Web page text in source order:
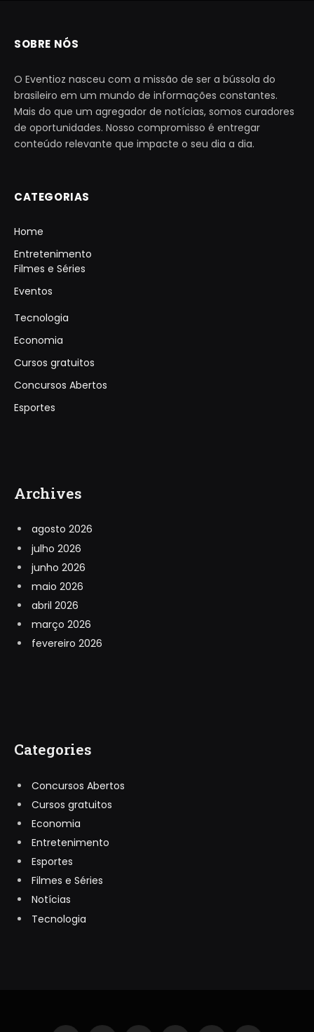
SOBRE NÓS
O Eventioz nasceu com a missão de ser a bússola do
brasileiro em um mundo de informações constantes.
Mais do que um agregador de notícias, somos curadores
de oportunidades. Nosso compromisso é entregar
conteúdo relevante que impacte o seu dia a dia.
CATEGORIAS
Home
Entretenimento
Filmes e Séries
Eventos
Tecnologia
Economia
Cursos gratuitos
Concursos Abertos
Esportes
Archives
agosto 2026
julho 2026
junho 2026
maio 2026
abril 2026
março 2026
fevereiro 2026
Categories
Concursos Abertos
Cursos gratuitos
Economia
Entretenimento
Esportes
Filmes e Séries
Notícias
Tecnologia